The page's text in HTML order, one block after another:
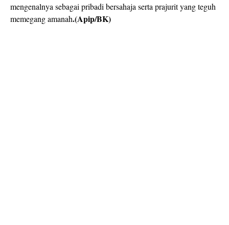
mengenalnya sebagai pribadi bersahaja serta prajurit yang teguh
memegang amanah.(Apip/BK)